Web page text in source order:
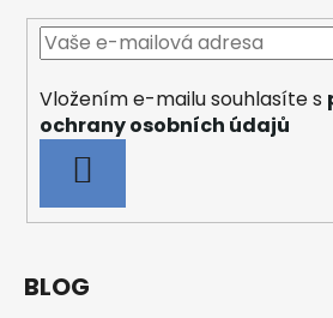
Vložením e-mailu souhlasíte s
ochrany osobních údajů
SE
BLOG